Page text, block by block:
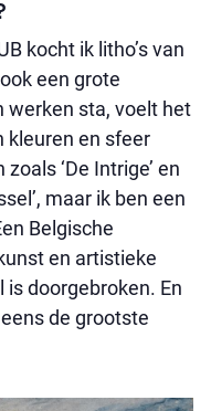
kocht ik litho’s van
een grote
werken sta, voelt het
kleuren en sfeer
‘De Intrige’ en
maar ik ben een
Belgische
en artistieke
doorgebroken. En
de grootste